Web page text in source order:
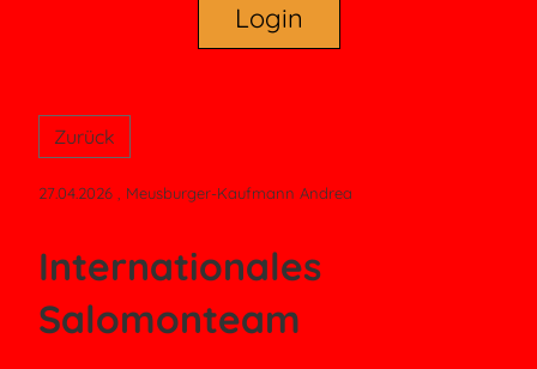
Login
Zurück
27.04.2026 , Meusburger-Kaufmann Andrea
Internationales
Salomonteam